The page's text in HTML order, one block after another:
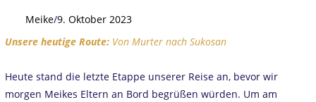
Meike/9. Oktober 2023
Unsere heutige Route: Von Murter nach Sukosan
Heute stand die letzte Etappe unserer Reise an, bevor wir
morgen Meikes Eltern an Bord begrüßen würden. Um am